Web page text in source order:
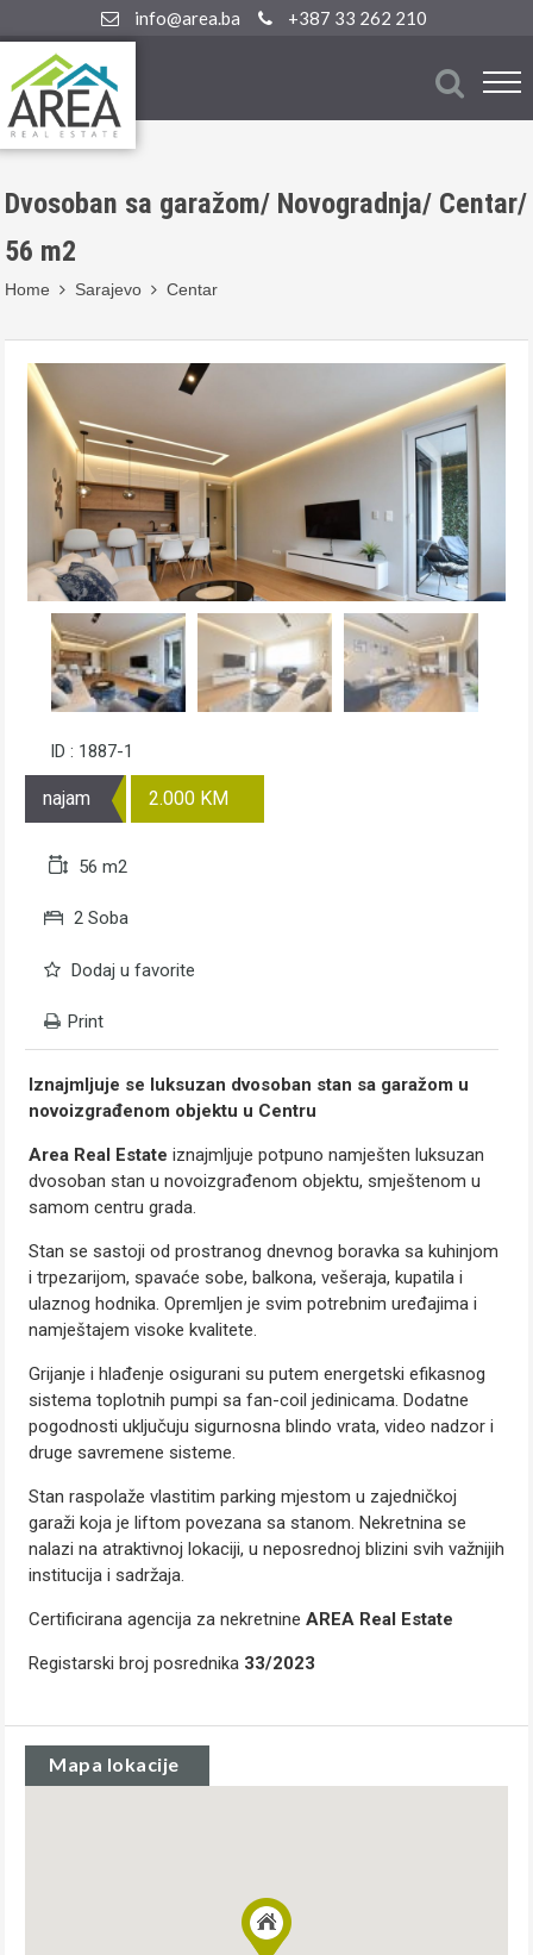
info@area.ba +387 33 262 210
Dvosoban sa garažom/ Novogradnja/ Centar/
56 m2
Home Sarajevo Centar
ID : 1887-1
najam 2.000 KM
56 m2
2 Soba
Dodaj u favorite
Print
Iznajmljuje se luksuzan dvosoban stan sa garažom u
novoizgrađenom objektu u Centru
Area Real Estate iznajmljuje potpuno namješten luksuzan
dvosoban stan u novoizgrađenom objektu, smještenom u
samom centru grada.
Stan se sastoji od prostranog dnevnog boravka sa kuhinjom
i trpezarijom, spavaće sobe, balkona, vešeraja, kupatila i
ulaznog hodnika. Opremljen je svim potrebnim uređajima i
namještajem visoke kvalitete.
Grijanje i hlađenje osigurani su putem energetski efikasnog
sistema toplotnih pumpi sa fan-coil jedinicama. Dodatne
pogodnosti uključuju sigurnosna blindo vrata, video nadzor i
druge savremene sisteme.
Stan raspolaže vlastitim parking mjestom u zajedničkoj
garaži koja je liftom povezana sa stanom. Nekretnina se
nalazi na atraktivnoj lokaciji, u neposrednoj blizini svih važnijih
institucija i sadržaja.
Certificirana agencija za nekretnine AREA Real Estate
Registarski broj posrednika 33/2023
Mapa lokacije